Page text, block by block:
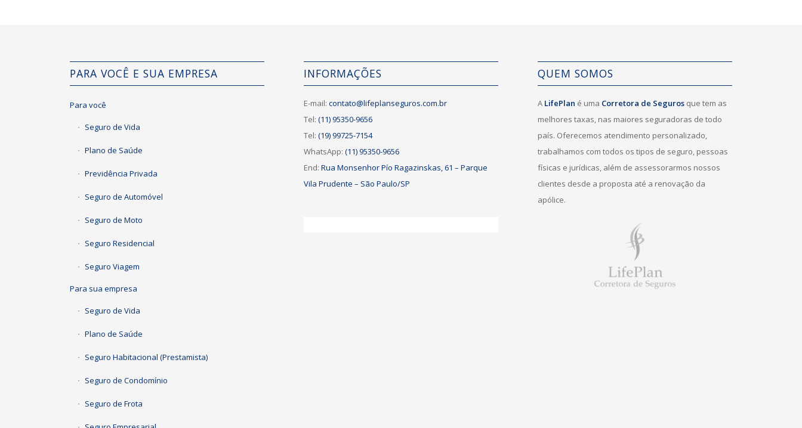
PARA VOCÊ E SUA EMPRESA
Para você
Seguro de Vida
Plano de Saúde
Previdência Privada
Seguro de Automóvel
Seguro de Moto
Seguro Residencial
Seguro Viagem
Para sua empresa
Seguro de Vida
Plano de Saúde
Seguro Habitacional (Prestamista)
Seguro de Condomínio
Seguro de Frota
INFORMAÇÕES
E-mail:contato@lifeplanseguros.com.br
Tel:(11) 95350-9656
Tel:(19) 99725-7154
WhatsApp:(11) 95350-9656
End:Rua Monsenhor Pío Ragazinskas, 61 – Parque
Vila Prudente – São Paulo/SP
QUEM SOMOS
A LifePlan é uma Corretora de Seguros que tem as
melhores taxas, nas maiores seguradoras de todo
país. Oferecemos atendimento personalizado,
trabalhamos com todos os tipos de seguro, pessoas
físicas e jurídicas, além de assessorarmos nossos
clientes desde a proposta até a renovação da
apólice.